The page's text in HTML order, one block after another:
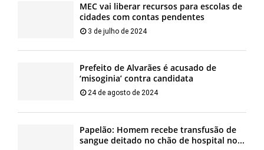
MEC vai liberar recursos para escolas de
cidades com contas pendentes
3 de julho de 2024
Prefeito de Alvarães é acusado de
‘misoginia’ contra candidata
24 de agosto de 2024
Papelão: Homem recebe transfusão de
sangue deitado no chão de hospital no...